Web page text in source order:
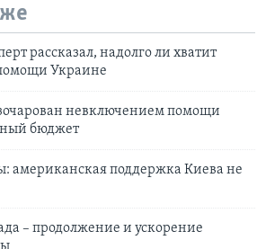
рассказал, надолго ли хватит
Украине
невключением помощи
бюджет
американская поддержка Киева не
– продолжение и ускорение